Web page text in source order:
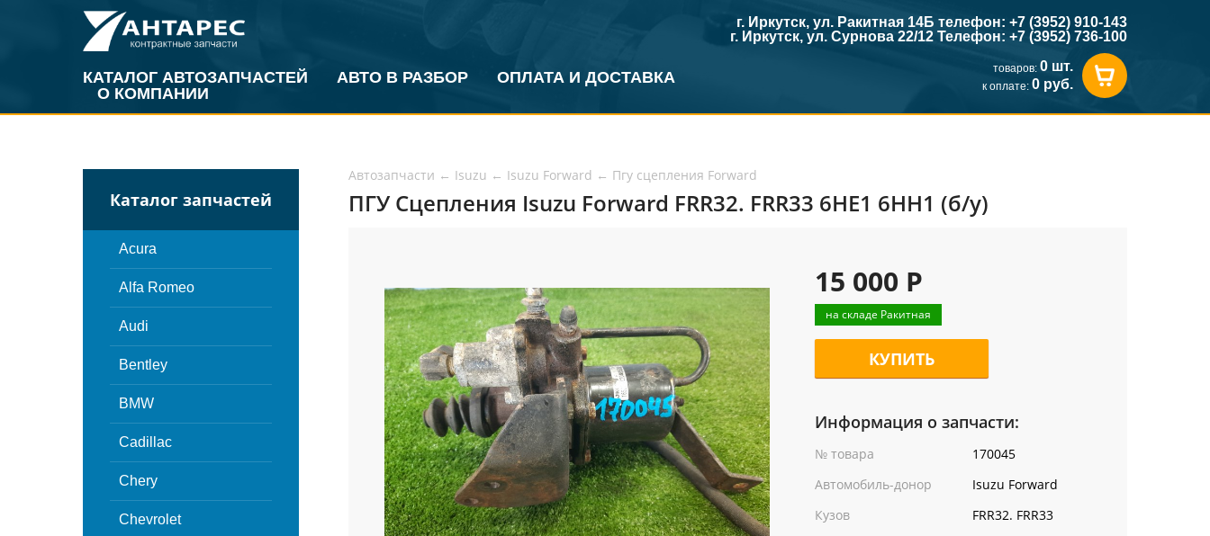
КАТАЛОГ АВТОЗАПЧАСТЕЙ АВТО В РАЗБОР
ОПЛАТА И ДОСТАВКА
О КОМПАНИИ
г. Иркутск, ул. Ракитная 14Б телефон: +7 (3952) 910-143
г. Иркутск, ул. Сурнова 22/12 Телефон: +7 (3952) 736-100
товаров: 0 шт.
к оплате: 0 руб.
Каталог запчастей
Acura
Alfa Romeo
Audi
Bentley
BMW
Cadillac
Chery
Chevrolet
Автозапчасти ← Isuzu ← Isuzu Forward ← Пгу сцепления Forward
ПГУ Сцепления Isuzu Forward FRR32. FRR33 6HE1 6HH1 (б/у)
15 000 Р
на складе Ракитная
КУПИТЬ
Информация о запчасти:
№ товара
170045
Автомобиль-донор
Isuzu Forward
Кузов
FRR32. FRR33